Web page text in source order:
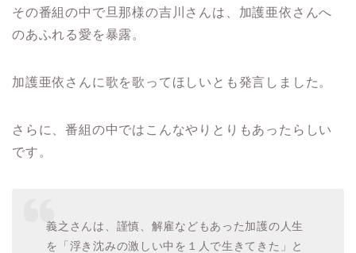
その番組の中で旦那様の吉川さんは、加護亜依さんへ
のあふれる愛を暴露。
加護亜依さんに歌を歌ってほしいとも発言しました。
さらに、番組の中ではこんなやりとりもあったらしい
です。
義之さんは、謹慎、解雇などもあった加護の人生
を「浮き沈みの激しい中を１人で生きてきた」と